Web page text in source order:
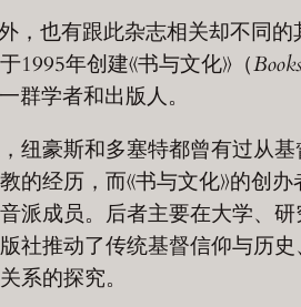
外，也有跟此杂志相关却不同的
1995年创建《书与文化》（
群学者和出版人。
纽豪斯和多塞特都曾有过从基
的经历，而《书与文化》的创办
派成员。后者主要在大学、研
社推动了传统基督信仰与历史
系的探究。